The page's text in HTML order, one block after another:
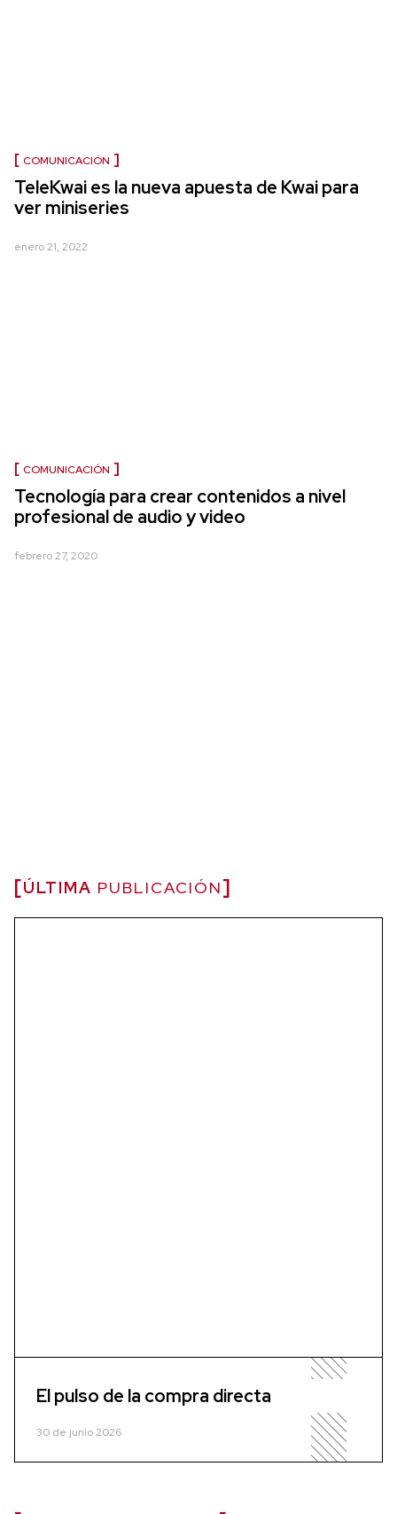
COMUNICACIÓN
TeleKwai es la nueva apuesta de Kwai para
ver miniseries
enero 21, 2022
COMUNICACIÓN
Tecnología para crear contenidos a nivel
profesional de audio y video
febrero 27, 2020
ÚLTIMA PUBLICACIÓN
El pulso de la compra directa
30 de junio 2026